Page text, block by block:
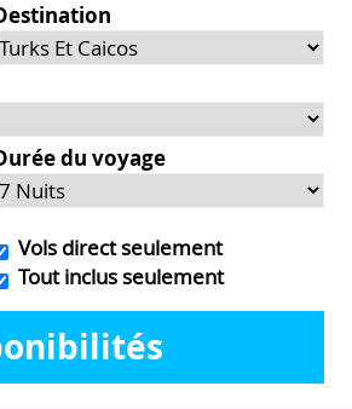
du voyage
Vols direct seulement
Tout inclus seulement